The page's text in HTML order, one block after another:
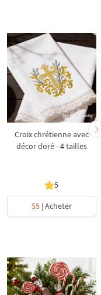
Croix chrétienne avec
décor doré - 4 tailles
5
$5| Acheter